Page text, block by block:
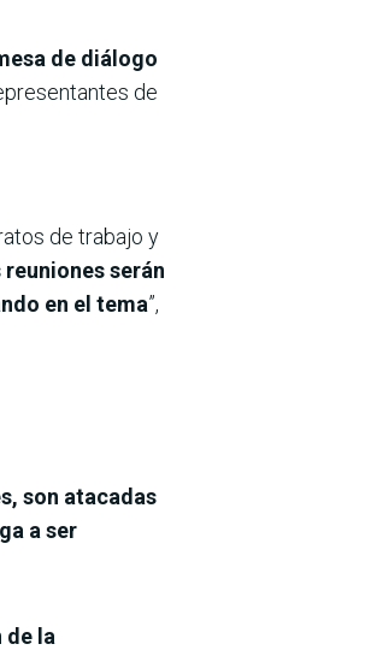
de diálogo
de
de trabajo y
serán
en el tema”,
son atacadas
a ser
de la